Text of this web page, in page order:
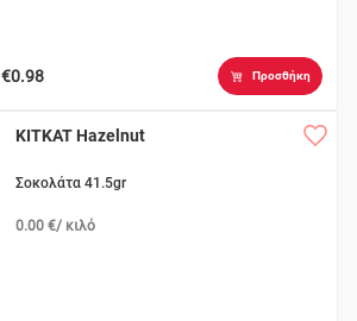
€0.98 Προσθήκη
KITKAT Hazelnut
Σοκολάτα 41.5gr
0.00 €/ κιλό